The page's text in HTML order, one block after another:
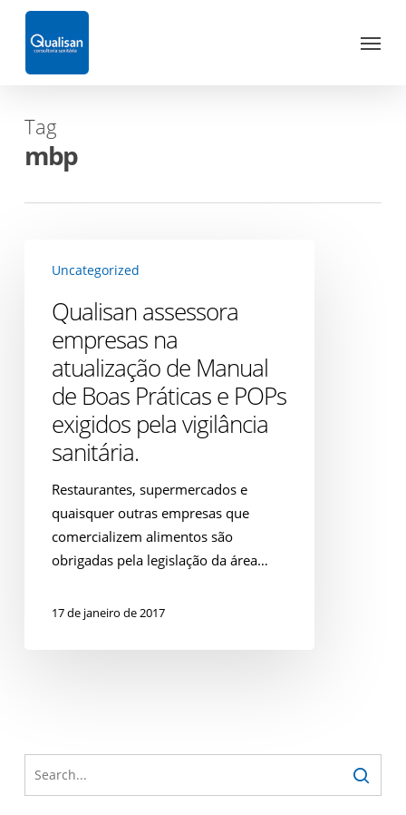
Menu
Tag
mbp
assessora
atualização
Manual
Práticas
POPs
exigidos
sanitária.
Uncategorized
Qualisan assessora
empresas na
atualização de Manual
de Boas Práticas e POPs
exigidos pela vigilância
sanitária.
Restaurantes, supermercados e
quaisquer outras empresas que
comercializem alimentos são
obrigadas pela legislação da área…
17 de janeiro de 2017